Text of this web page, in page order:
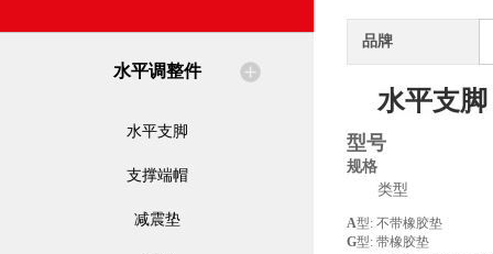
水平调整件
水平支脚
支撑端帽
减震垫
品牌
水平支脚
型号
规格
类型
A型: 不带橡胶垫
G型: 带橡胶垫